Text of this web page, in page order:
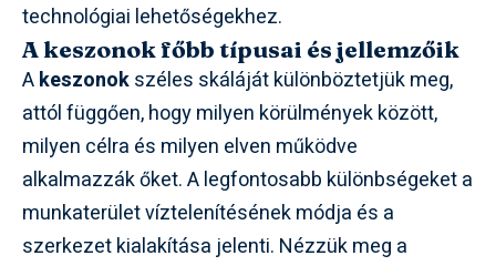
technológiai lehetőségekhez.
A keszonok főbb típusai és jellemzőik
Akeszonokszéles skáláját különböztetjük meg,
attól függően, hogy milyen körülmények között,
milyen célra és milyen elven működve
alkalmazzák őket. A legfontosabb különbségeket a
munkaterület víztelenítésének módja és a
szerkezet kialakítása jelenti. Nézzük meg a